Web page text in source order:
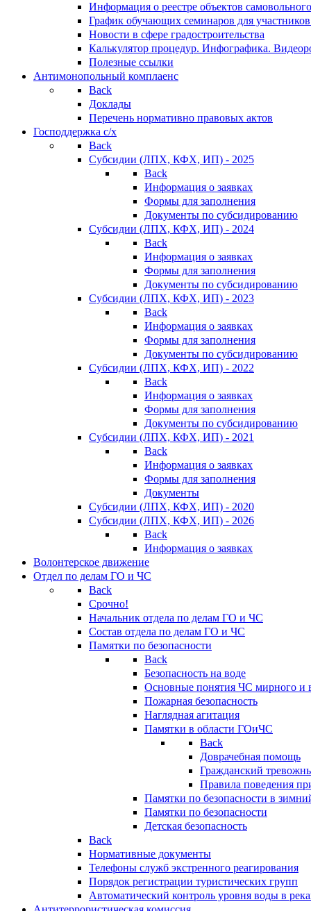
Информация о реестре объектов
График обучающих семинаров для участников
Новости в сфере градостроительства
Калькулятор процедур. Инфографика.
Полезные ссылки
Антимонопольный комплаенс
Back
Доклады
Перечень нормативно правовых актов
Господдержка с/х
Back
Субсидии (ЛПХ, КФХ, ИП) - 2025
Back
Информация о заявках
Формы для заполнения
Документы по субсидированию
Субсидии (ЛПХ, КФХ, ИП) - 2024
Back
Информация о заявках
Формы для заполнения
Документы по субсидированию
Субсидии (ЛПХ, КФХ, ИП) - 2023
Back
Информация о заявках
Формы для заполнения
Документы по субсидированию
Субсидии (ЛПХ, КФХ, ИП) - 2022
Back
Информация о заявках
Формы для заполнения
Документы по субсидированию
Субсидии (ЛПХ, КФХ, ИП) - 2021
Back
Информация о заявках
Формы для заполнения
Документы
Субсидии (ЛПХ, КФХ, ИП) - 2020
Субсидии (ЛПХ, КФХ, ИП) - 2026
Back
Информация о заявках
Волонтерское движение
Отдел по делам ГО и ЧС
Back
Срочно!
Начальник отдела по делам ГО и ЧС
Состав отдела по делам ГО и ЧС
Памятки по безопасности
Back
Безопасность на воде
Основные понятия ЧС мирного и
Пожарная безопасность
Наглядная агитация
Памятки в области ГОиЧС
Back
Доврачебная помощь
Гражданский
Правила поведения
Памятки по безопасности в
Памятки по безопасности
Детская безопасность
Back
Нормативные документы
Телефоны служб экстренного реагирования
Порядок регистрации туристических групп
Автоматический контроль уровня воды в